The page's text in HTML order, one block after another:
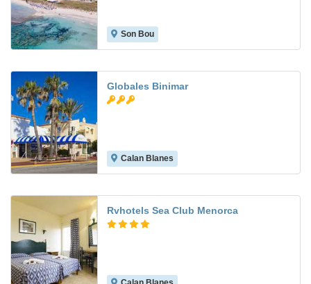
Son Bou
Globales Binimar
Calan Blanes
Rvhotels Sea Club Menorca